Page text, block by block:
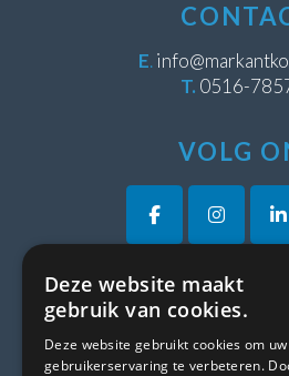
E.
T. 0516-
VOLG
Neem gerustcontact
Deze website maakt
gebruik van cookies.
Deze website gebruikt cookies om uw
gebruikerservaring te verbeteren.